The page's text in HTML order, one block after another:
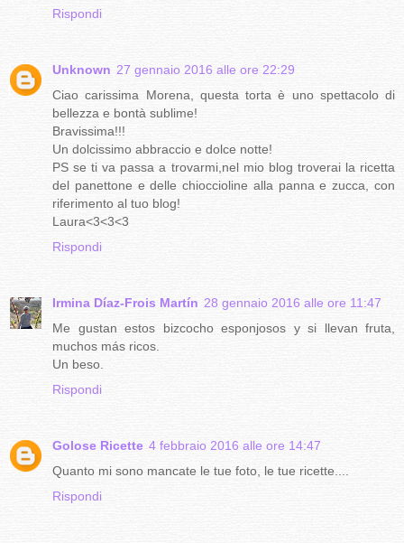
Rispondi
Unknown 27 gennaio 2016 alle ore 22:29
Ciao carissima Morena, questa torta è uno spettacolo di
bellezza e bontà sublime!
Bravissima!!!
Un dolcissimo abbraccio e dolce notte!
PS se ti va passa a trovarmi,nel mio blog troverai la ricetta
del panettone e delle chioccioline alla panna e zucca, con
riferimento al tuo blog!
Laura<3<3<3
Rispondi
Irmina Díaz-Frois Martín 28 gennaio 2016 alle ore 11:47
Me gustan estos bizcocho esponjosos y si llevan fruta,
muchos más ricos.
Un beso.
Rispondi
Golose Ricette 4 febbraio 2016 alle ore 14:47
Quanto mi sono mancate le tue foto, le tue ricette....
Rispondi